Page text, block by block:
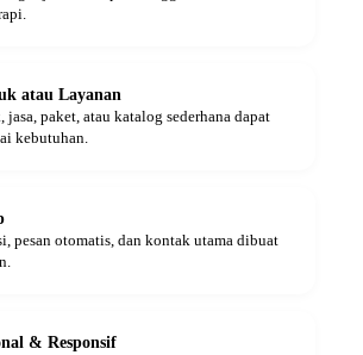
atau Layanan
paket, atau katalog sederhana dapat
kebutuhan.
pesan otomatis, dan kontak utama dibuat
& Responsif